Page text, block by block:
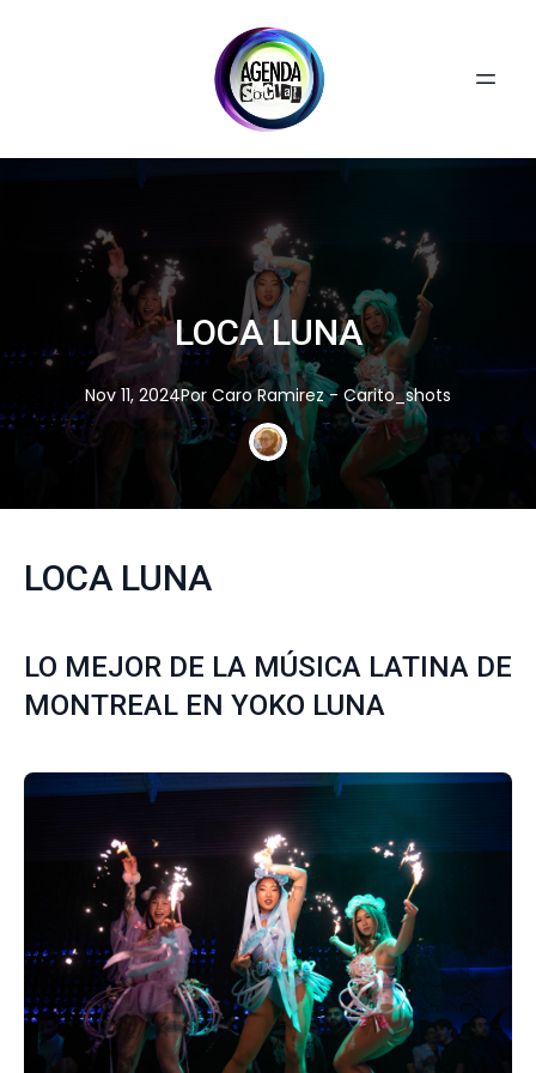
LOCA LUNA
Nov 11, 2024Por Caro Ramirez - Carito_shots
LOCA LUNA
LO MEJOR DE LA MÚSICA LATINA DE
MONTREAL EN YOKO LUNA